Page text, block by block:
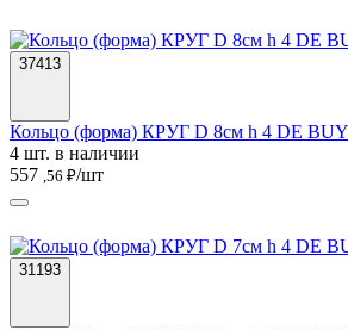
37413
Кольцо (форма) КРУГ D 8см h 4 DE
4 шт. в наличии
557 ,56 ₽/шт
31193